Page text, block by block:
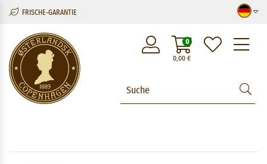
FRISCHE-GARANTIE
0,00€
0